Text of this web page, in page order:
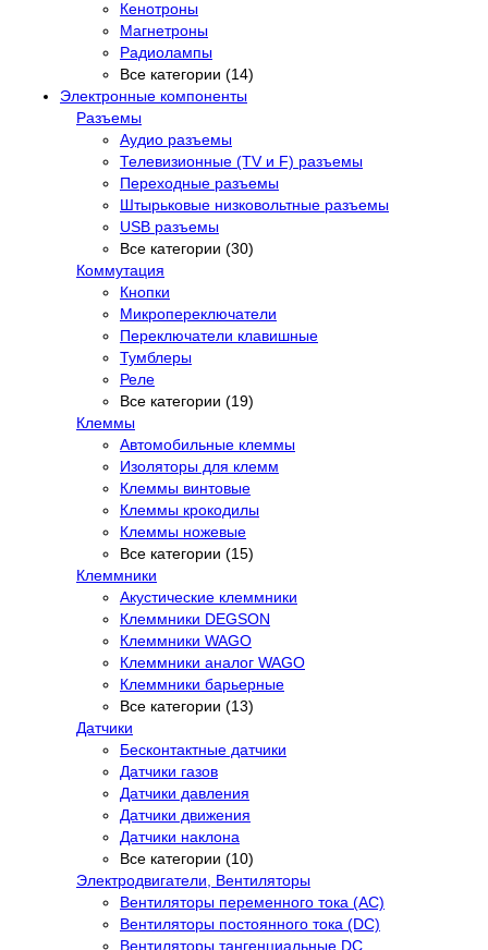
Кенотроны
Магнетроны
Радиолампы
Все категории (14)
Электронные компоненты
Разъемы
Аудио разъемы
Телевизионные (TV и F) разъемы
Переходные разъемы
Штырьковые низковольтные разъемы
USB разъемы
Все категории (30)
Коммутация
Кнопки
Микропереключатели
Переключатели клавишные
Тумблеры
Реле
Все категории (19)
Клеммы
Автомобильные клеммы
Изоляторы для клемм
Клеммы винтовые
Клеммы крокодилы
Клеммы ножевые
Все категории (15)
Клеммники
Акустические клеммники
Клеммники DEGSON
Клеммники WAGO
Клеммники аналог WAGO
Клеммники барьерные
Все категории (13)
Датчики
Бесконтактные датчики
Датчики газов
Датчики давления
Датчики движения
Датчики наклона
Все категории (10)
Электродвигатели, Вентиляторы
Вентиляторы переменного тока (AC)
Вентиляторы постоянного тока (DC)
Вентиляторы тангенциальные DC